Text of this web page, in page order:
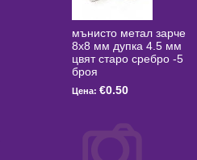
мънисто метал зарче
8x8 мм дупка 4.5 мм
цвят старо сребро -5
броя
Цена: €0.50